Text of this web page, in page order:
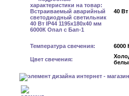
40 Вт
Температура свечения: 6000
Цвет свечения: